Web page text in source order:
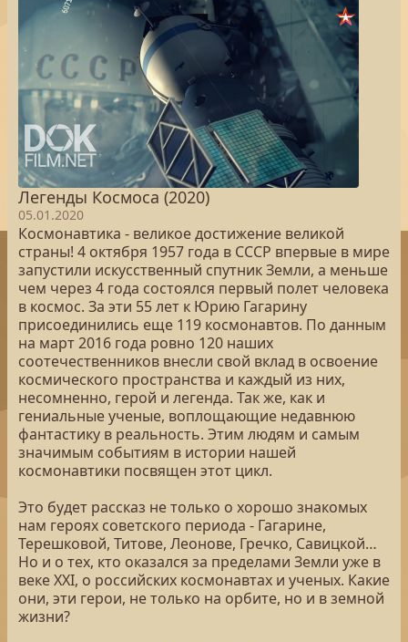
Легенды Космоса (2020)
05.01.2020
Космонавтика - великое достижение великой
страны! 4 октября 1957 года в СССР впервые в мире
запустили искусственный спутник Земли, а меньше
чем через 4 года состоялся первый полет человека
в космос. За эти 55 лет к Юрию Гагарину
присоединились еще 119 космонавтов. По данным
на март 2016 года ровно 120 наших
соотечественников внесли свой вклад в освоение
космического пространства и каждый из них,
несомненно, герой и легенда. Так же, как и
гениальные ученые, воплощающие недавнюю
фантастику в реальность. Этим людям и самым
значимым событиям в истории нашей
космонавтики посвящен этот цикл.
Это будет рассказ не только о хорошо знакомых
нам героях советского периода - Гагарине,
Терешковой, Титове, Леонове, Гречко, Савицкой…
Но и о тех, кто оказался за пределами Земли уже в
веке XXI, о российских космонавтах и ученых. Какие
они, эти герои, не только на орбите, но и в земной
жизни?